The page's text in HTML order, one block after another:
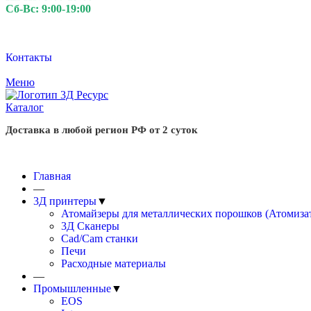
Сб-Вс: 9:00-19:00
Контакты
Меню
Каталог
Доставка в любой регион РФ от 2 суток
Главная
—
3Д принтеры▼
Атомайзеры для металлических порошков
3Д Сканеры
Cad/Cam станки
Печи
Расходные материалы
—
Промышленные▼
EOS